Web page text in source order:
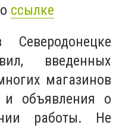
ссылке
введенных
магазинов
и объявления о
работы. Не